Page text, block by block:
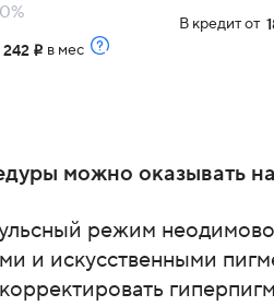
242 i в мес
В кредит от
можно оказывать
режим
и искусственными